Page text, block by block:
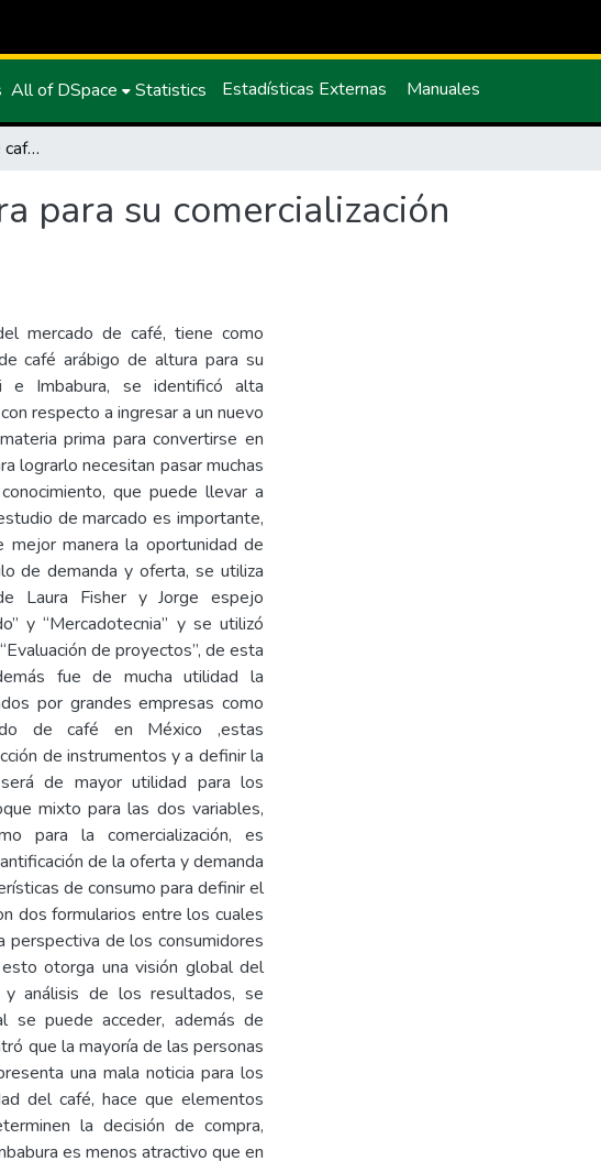
All of DSpace Statistics Estadísticas Externas Manuales
Estudio del mercado de café arábigo de altura para su comercialización en las zonas de Carchi e Imbabura
para su comercialización
mercado de café, tiene como
café arábigo de altura para su
e Imbabura, se identificó alta
respecto a ingresar a un nuevo
prima para convertirse en
lograrlo necesitan pasar muchas
que puede llevar a
de marcado es importante,
manera la oportunidad de
de demanda y oferta, se utiliza
Laura Fisher y Jorge espejo
y “Mercadotecnia” y se utilizó
de proyectos”, de esta
fue de mucha utilidad la
por grandes empresas como
de café en México ,estas
de instrumentos y a definir la
de mayor utilidad para los
mixto para las dos variables,
para la comercialización, es
de la oferta y demanda
de consumo para definir el
dos formularios entre los cuales
perspectiva de los consumidores
otorga una visión global del
y análisis de los resultados, se
se puede acceder, además de
que la mayoría de las personas
una mala noticia para los
del café, hace que elementos
la decisión de compra,
es menos atractivo que en